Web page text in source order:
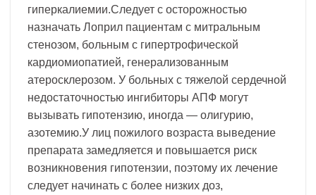
гиперкалиемии.Следует с осторожностью
назначать Лоприл пациентам с митральным
стенозом, больным с гипертрофической
кардиомиопатией, генерализованным
атеросклерозом. У больных с тяжелой сердечной
недостаточностью ингибиторы АПФ могут
вызывать гипотензию, иногда — олигурию,
азотемию.У лиц пожилого возраста выведение
препарата замедляется и повышается риск
возникновения гипотензии, поэтому их лечение
следует начинать с более низких доз,